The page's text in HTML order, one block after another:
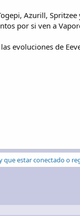
Azurill, Spritzee
por si ven a
evoluciones de
que estar conectado o